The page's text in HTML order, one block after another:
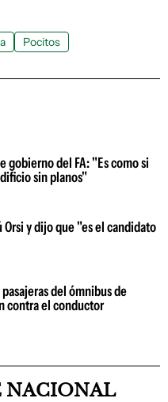
Pocitos
gobierno del FA: "Es como si
sin planos"
Orsi y dijo que "es el candidato
del ómnibus de
contra el conductor
NACIONAL